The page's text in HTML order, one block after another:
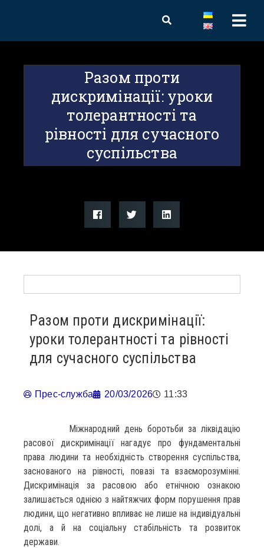
Разом проти
дискримінації: уроки
толерантності та
рівності для сучасного
суспільства
Разом проти дискримінації:
уроки толерантності та рівності
для сучасного суспільства
Прес-служба 20/03/2026 11:33
Міжнародний день боротьби за ліквідацію
расової дискримінації нагадує про фундаментальні
права людини та необхідність створення суспільства,
заснованого на рівності, повазі та взаєморозумінні.
Дискримінація за расовою або етнічною ознакою
залишається однією з найтяжчих форм порушення прав
людини, що негативно впливає не лише на індивідуальні
долі, а й на соціальну стабільність та розвиток
держави.